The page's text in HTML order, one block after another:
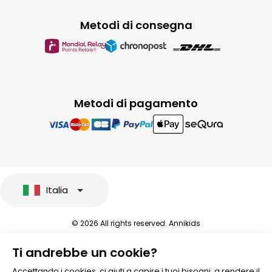
Metodi di pagamento
Metodi di consegna
Ti andrebbe un cookie?
Italia
© 2026 All rights reserved. Annikids